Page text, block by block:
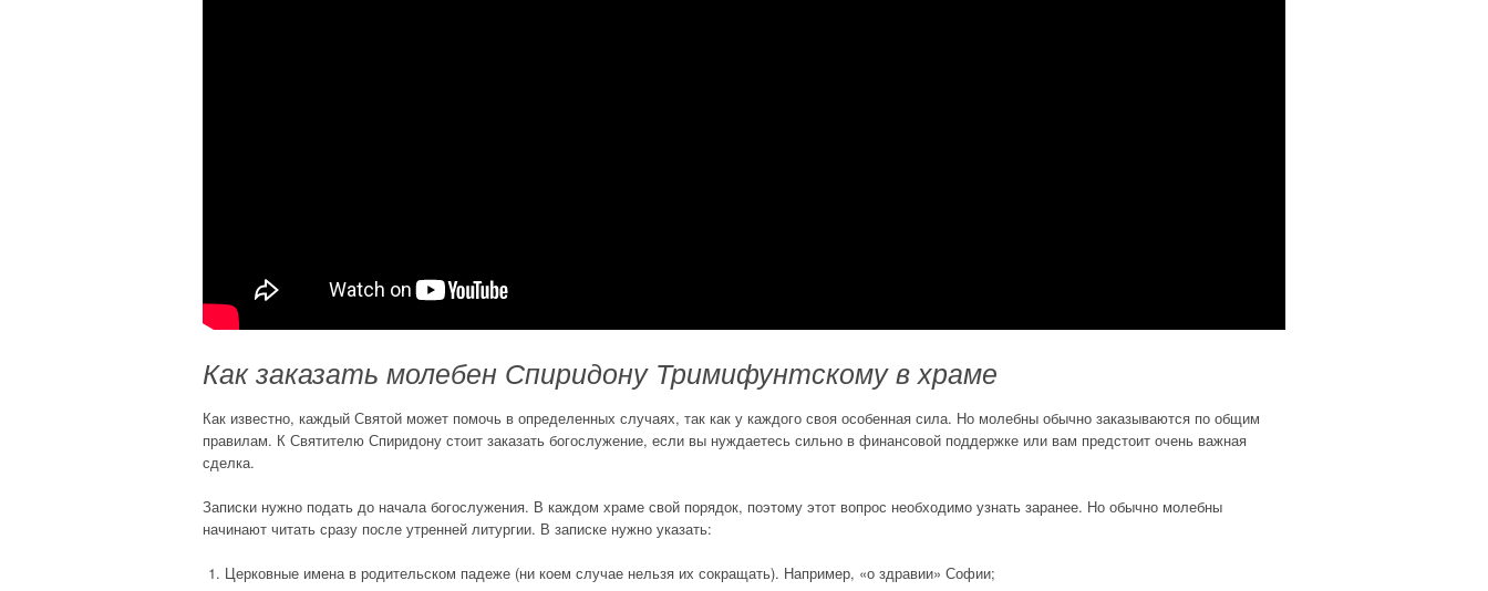
Как заказать молебен Спиридону Тримифунтскому в храме
Как известно, каждый Святой может помочь в определенных случаях, так как у каждого своя особенная сила. Но молебны обычно заказываются по общим
правилам. К Святителю Спиридону стоит заказать богослужение, если вы нуждаетесь сильно в финансовой поддержке или вам предстоит очень важная
сделка.
Записки нужно подать до начала богослужения. В каждом храме свой порядок, поэтому этот вопрос необходимо узнать заранее. Но обычно молебны
начинают читать сразу после утренней литургии. В записке нужно указать:
Церковные имена в родительском падеже (ни коем случае нельзя их сокращать). Например, «о здравии» Софии;